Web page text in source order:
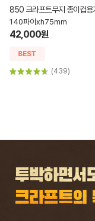
850 크라프트무지 종이컵
140파이xh75mm
42,000원
(439)